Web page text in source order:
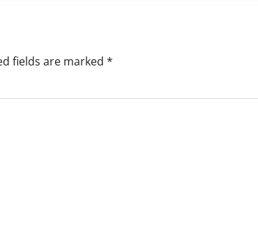
fields are marked *